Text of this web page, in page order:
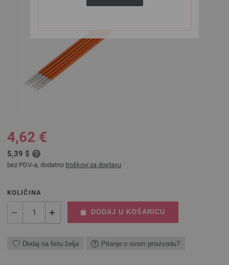
4,62 €
5,39 $
bez PDV-a, dodatno troškovi za dostavu
KOLIČINA
DODAJ U KOŠARICU
Dodaj na listu želja Pitanje o ovom proizvodu?